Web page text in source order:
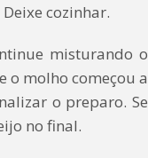
cozinhar.
misturando o
o molho começou a
o preparo. Se
no final.